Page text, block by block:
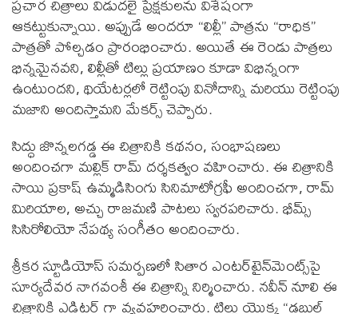
ఆకట్టుకున్నాయి. అప్పుడే అందరూ “లిల్లీ” పాత్రను “రాధిక”
పాత్రతో పోల్చడం ప్రారంభించారు. అయితే ఈ రెండు పాత్రలు
భిన్నమైనవని, లిల్లీతో టిల్లు ప్రయాణం కూడా విభిన్నంగా
ఉంటుందని, థియేటర్లలో రెట్టింపు వినోదాన్ని మరియు రెట్టింపు
మజాని అందిస్తామని మేకర్స్ చెప్పారు.
సిద్ధు జొన్నలగడ్డ ఈ చిత్రానికి కథనం, సంభాషణలు
అందించగా మల్లిక్ రామ్ దర్శకత్వం వహించారు. ఈ చిత్రానికి
సాయి ప్రకాష్ ఉమ్మడిసింగు సినిమాటోగ్రఫీ అందించగా, రామ్
మిరియాల, అచ్చు రాజమణి పాటలు స్వరపరిచారు. భీమ్స్
సిసిరోలియో నేపథ్య సంగీతం అందించారు.
శ్రీకర స్టూడియోస్ సమర్పణలో సితార ఎంటర్‌టైన్‌మెంట్స్‌పై
సూర్యదేవర నాగవంశీ ఈ చిత్రాన్ని నిర్మించారు. నవీన్ నూలి ఈ
చిత్రానికి ఎడిటర్ గా వ్యవహరించారు. టిల్లు యొక్క “డబుల్